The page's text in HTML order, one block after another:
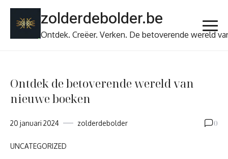
zolderdebolder.be
Ontdek. Creëer. Verken. De betoverende wereld
Ontdek de betoverende wereld van
nieuwe boeken
20 januari 2024 zolderdebolder 0
UNCATEGORIZED